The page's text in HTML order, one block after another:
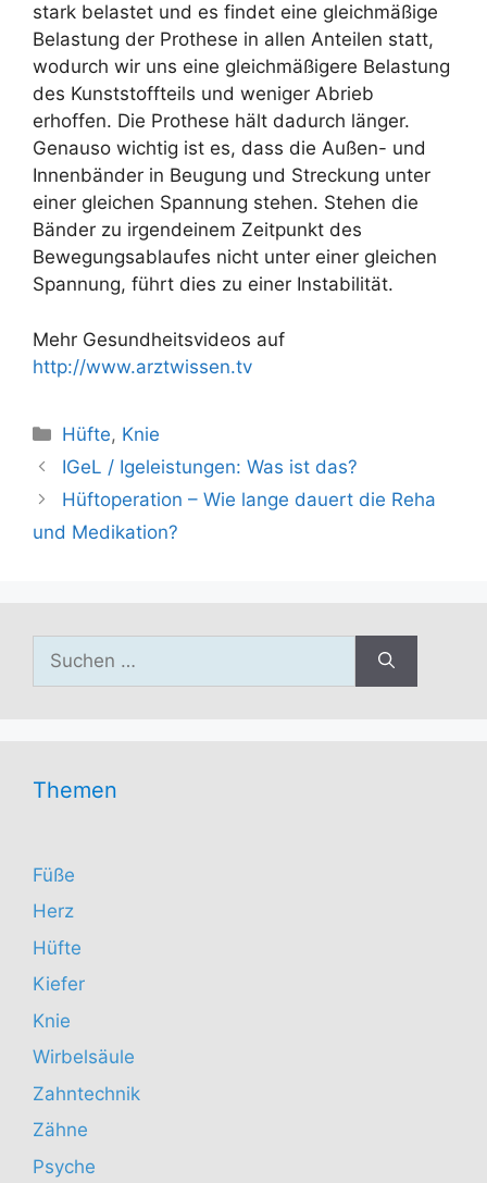
stark belastet und es findet eine gleichmäßige
Belastung der Prothese in allen Anteilen statt,
wodurch wir uns eine gleichmäßigere Belastung
des Kunststoffteils und weniger Abrieb
erhoffen. Die Prothese hält dadurch länger.
Genauso wichtig ist es, dass die Außen- und
Innenbänder in Beugung und Streckung unter
einer gleichen Spannung stehen. Stehen die
Bänder zu irgendeinem Zeitpunkt des
Bewegungsablaufes nicht unter einer gleichen
Spannung, führt dies zu einer Instabilität.
Mehr Gesundheitsvideos auf
http://www.arztwissen.tv
Kategorien
Hüfte, Knie
IGeL / Igeleistungen: Was ist das?
Hüftoperation – Wie lange dauert die Reha
und Medikation?
nach:
Themen
Füße
Herz
Hüfte
Kiefer
Knie
Wirbelsäule
Zahntechnik
Zähne
Psyche